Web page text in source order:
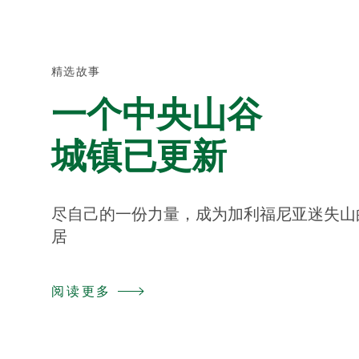
精选故事
一个中央山谷
城镇已更新
尽自己的一份力量，成为加利福尼亚迷失
居
阅读更多